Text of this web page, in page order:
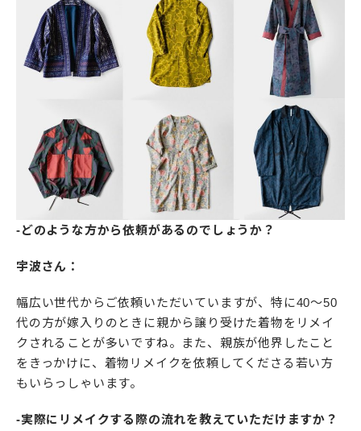
-どのような方から依頼があるのでしょうか？
宇波さん：
幅広い世代からご依頼いただいていますが、特に40〜50
代の方が嫁入りのときに親から譲り受けた着物をリメイ
クされることが多いですね。また、親族が他界したこと
をきっかけに、着物リメイクを依頼してくださる若い方
もいらっしゃいます。
-実際にリメイクする際の流れを教えていただけますか？